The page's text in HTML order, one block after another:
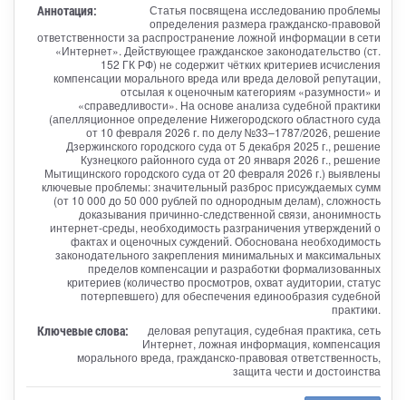
Аннотация:
Статья посвящена исследованию проблемы
определения размера гражданско-правовой
ответственности за распространение ложной информации в сети
«Интернет». Действующее гражданское законодательство (ст.
152 ГК РФ) не содержит чётких критериев исчисления
компенсации морального вреда или вреда деловой репутации,
отсылая к оценочным категориям «разумности» и
«справедливости». На основе анализа судебной практики
(апелляционное определение Нижегородского областного суда
от 10 февраля 2026 г. по делу №33–1787/2026, решение
Дзержинского городского суда от 5 декабря 2025 г., решение
Кузнецкого районного суда от 20 января 2026 г., решение
Мытищинского городского суда от 20 февраля 2026 г.) выявлены
ключевые проблемы: значительный разброс присуждаемых сумм
(от 10 000 до 50 000 рублей по однородным делам), сложность
доказывания причинно-следственной связи, анонимность
интернет-среды, необходимость разграничения утверждений о
фактах и оценочных суждений. Обоснована необходимость
законодательного закрепления минимальных и максимальных
пределов компенсации и разработки формализованных
критериев (количество просмотров, охват аудитории, статус
потерпевшего) для обеспечения единообразия судебной
практики.
Ключевые слова:
деловая репутация, судебная практика, сеть
Интернет, ложная информация, компенсация
морального вреда, гражданско-правовая ответственность,
защита чести и достоинства